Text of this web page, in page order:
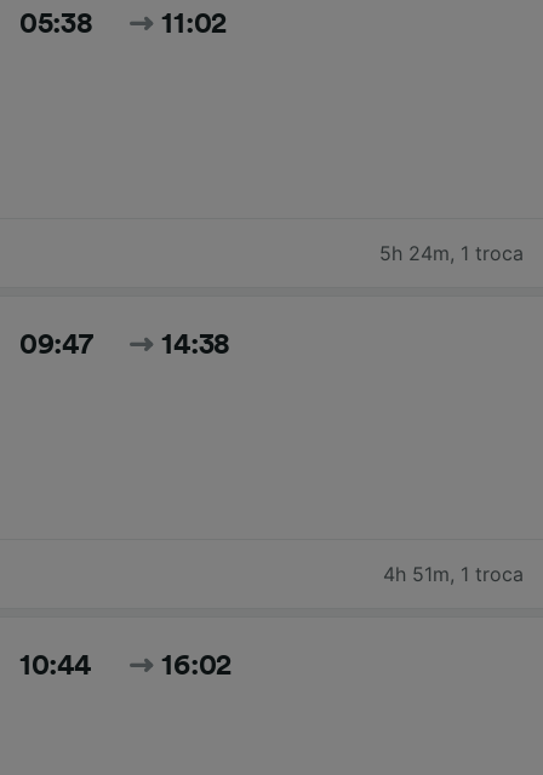
05:38 11:02
5h 24m, 1 troca
09:47 14:38
4h 51m, 1 troca
10:44 16:02